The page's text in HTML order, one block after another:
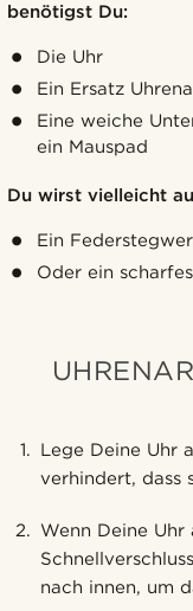
benötigst Du:
Die Uhr
Ein Ersatz
Eine weiche
ein Mauspad
Du wirst vielleicht
Ein
Oder ein
Lege Deine Uhr
verhindert, dass
Wenn Deine
nach innen, um